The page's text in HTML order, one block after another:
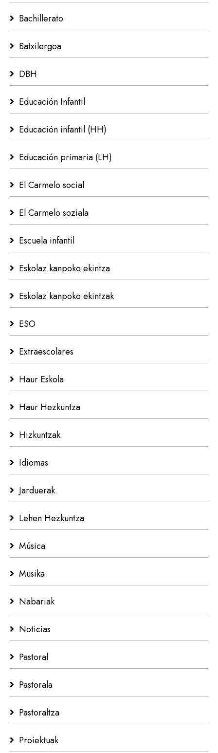
Bachillerato
Batxilergoa
DBH
Educación Infantil
Educación infantil (HH)
Educación primaria (LH)
El Carmelo social
El Carmelo soziala
Escuela infantil
Eskolaz kanpoko ekintza
Eskolaz kanpoko ekintzak
ESO
Extraescolares
Haur Eskola
Haur Hezkuntza
Hizkuntzak
Idiomas
Jarduerak
Lehen Hezkuntza
Música
Musika
Nabariak
Noticias
Pastoral
Pastorala
Pastoraltza
Proiektuak